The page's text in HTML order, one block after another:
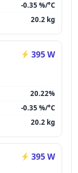
-0.35 %/°C
20.2 kg
395 W
20.22%
-0.35 %/°C
20.2 kg
395 W